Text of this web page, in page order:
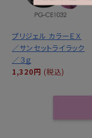
プリジェル カラーＥＸ
／サンセットライラック
／３ｇ
1,320円 (税込)